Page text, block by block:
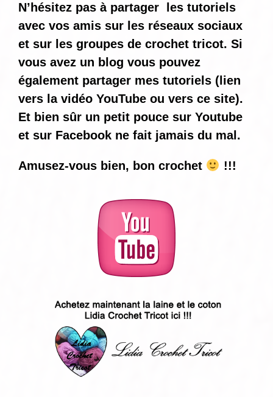
N’hésitez pas à partager les tutoriels
avec vos amis sur les réseaux sociaux
et sur les groupes de crochet tricot. Si
vous avez un blog vous pouvez
également partager mes tutoriels (lien
vers la vidéo YouTube ou vers ce site).
Et bien sûr un petit pouce sur Youtube
et sur Facebook ne fait jamais du mal.
Amusez-vous bien, bon crochet !!!